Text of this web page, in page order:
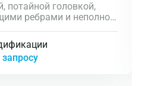
потайной головкой,
ребрами и неполной